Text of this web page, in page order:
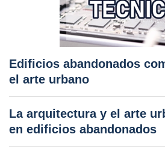
Edificios abandonados
el arte urbano
La arquitectura y el arte
en edificios abandonados